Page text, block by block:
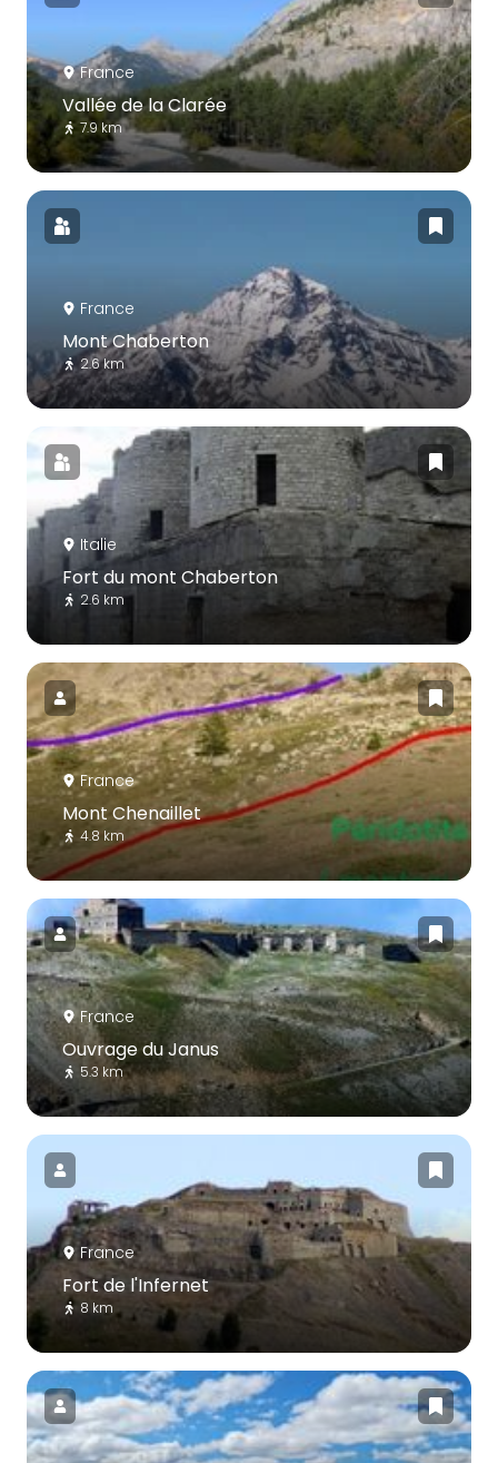
France
Vallée de la Clarée
7.9 km
France
Mont Chaberton
2.6 km
Italie
Fort du mont Chaberton
2.6 km
France
Mont Chenaillet
4.8 km
France
Ouvrage du Janus
5.3 km
France
Fort de l'Infernet
8 km